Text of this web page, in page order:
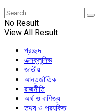
No Result
View All Result
প্রচ্ছদ
এক্সক্লুসিভ
জাতীয়
আন্তর্জাতিক
রাজনীতি
অর্থ ও বাণিজ্য
তথ্য ও প্রযুক্তি